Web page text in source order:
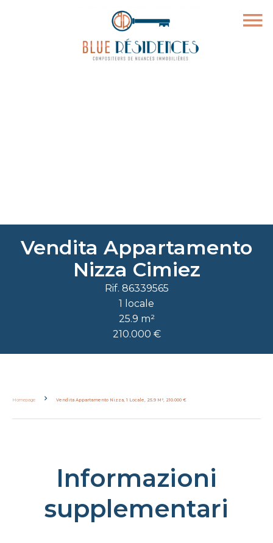
Vendita Appartamento
Nizza Cimiez
Rif. 86339565
1 locale
25.9 m²
210.000 €
Homepage Vendita Appartamento Nizza, 1 Locale, 25.9 M², 210.000 €
Informazioni
supplementari